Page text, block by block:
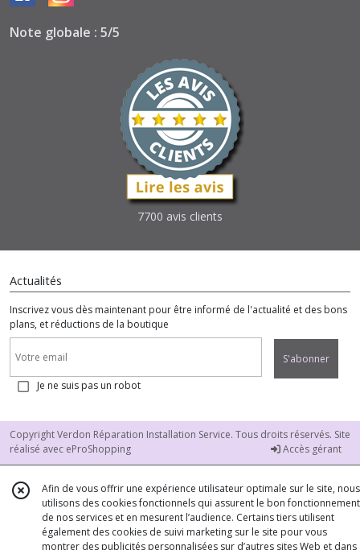
Note globale : 5/5
7700 avis clients
Actualités
Inscrivez vous dès maintenant pour être informé de l'actualité et des bons
plans, et réductions de la boutique
S'abonner
Je ne suis pas un robot
Copyright Verdon Réparation Installation Service. Tous droits réservés. Site
réalisé avec eProShopping Accès gérant
Afin de vous offrir une expérience utilisateur optimale sur le site, nous
utilisons des cookies fonctionnels qui assurent le bon fonctionnement
de nos services et en mesurent l’audience. Certains tiers utilisent
également des cookies de suivi marketing sur le site pour vous
montrer des publicités personnalisées sur d’autres sites Web et dans